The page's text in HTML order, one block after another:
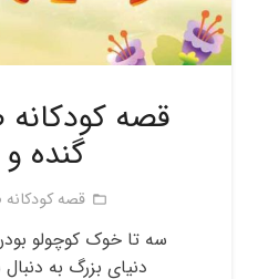
قصه
گنده
folder_open قصه
سه تا خوک کوچولو
دنیای بزرگ به